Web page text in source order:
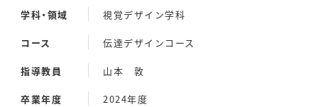
学科・領域 視覚デザイン学科
コース 伝達デザインコース
指導教員 山本 敦
卒業年度 2024年度